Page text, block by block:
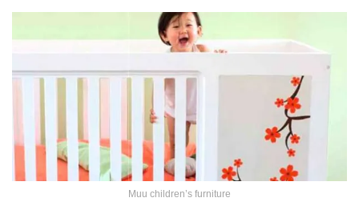
Muu children’s furniture